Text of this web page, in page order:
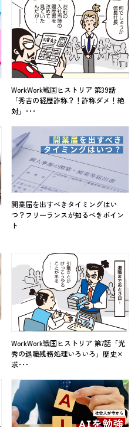
WorkWork戦国ヒストリア 第39話
「秀吉の経歴詐称？！詐称ダメ！絶
対」･･･
開業届を出すべきタイミングはい
つ？フリーランスが知るべきポイン
ト
WorkWork戦国ヒストリア 第7話「光
秀の退職残務処理いろいろ」歴史×
求･･･